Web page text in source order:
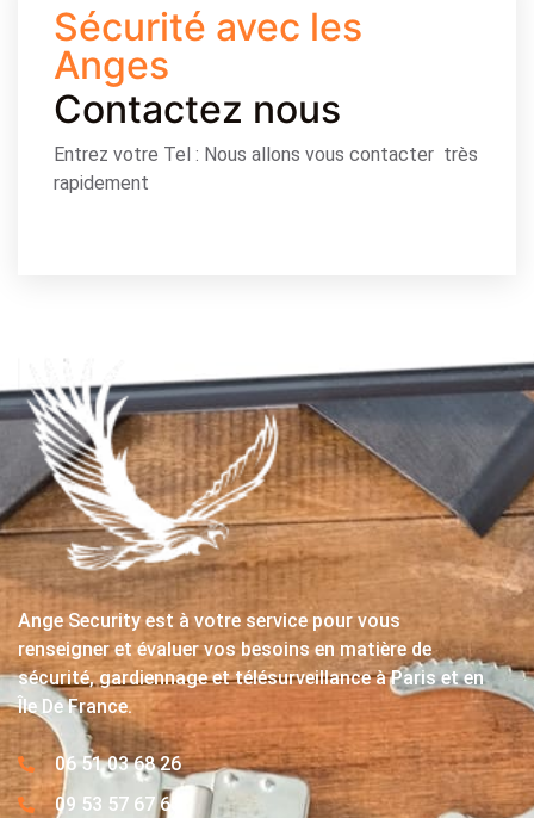
Sécurité avec les
Anges
Contactez nous
Entrez votre Tel : Nous allons vous contacter très
rapidement
Ange Security est à votre service pour vous
renseigner et évaluer vos besoins en matière de
sécurité, gardiennage et télésurveillance à Paris et en
Île De France.
06 51 03 68 26
09 53 57 67 63